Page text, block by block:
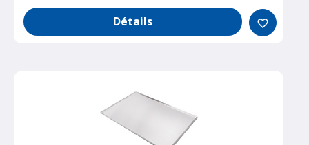
Détails favorite_border